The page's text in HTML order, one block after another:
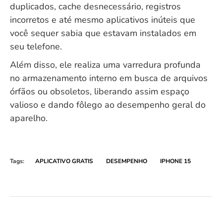
duplicados, cache desnecessário, registros
incorretos e até mesmo aplicativos inúteis que
você sequer sabia que estavam instalados em
seu telefone.
Além disso, ele realiza uma varredura profunda
no armazenamento interno em busca de arquivos
órfãos ou obsoletos, liberando assim espaço
valioso e dando fôlego ao desempenho geral do
aparelho.
Tags: APLICATIVO GRATIS DESEMPENHO IPHONE 15